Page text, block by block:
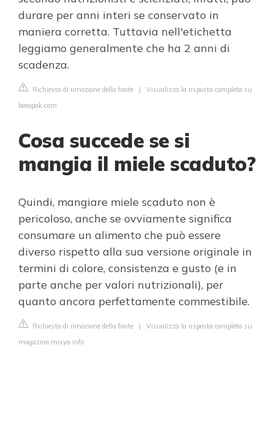
durare per anni interi se conservato in
maniera corretta. Tuttavia nell'etichetta
leggiamo generalmente che ha 2 anni di
scadenza.
Richiesta di rimozione della fonte | Visualizza la risposta completa su
beeopak.com
Cosa succede se si
mangia il miele scaduto?
Quindi, mangiare miele scaduto non è
pericoloso, anche se ovviamente significa
consumare un alimento che può essere
diverso rispetto alla sua versione originale in
termini di colore, consistenza e gusto (e in
parte anche per valori nutrizionali), per
quanto ancora perfettamente commestibile.
Richiesta di rimozione della fonte | Visualizza la risposta completa su
magazine.misya.info